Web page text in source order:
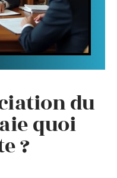
du
quoi
?